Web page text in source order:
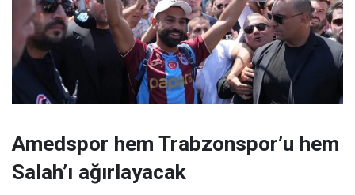
Amedspor hem Trabzonspor’u hem
Salah’ı ağırlayacak